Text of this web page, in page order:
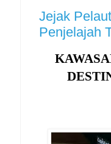
Jejak
Penjelajah